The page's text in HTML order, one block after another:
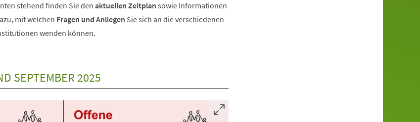
stehend finden Sie denaktuellen Zeitplansowie Informationen
mit welchen Fragen und Anliegen Sie sich an die verschiedenen
wenden können.
SEPTEMBER 2025